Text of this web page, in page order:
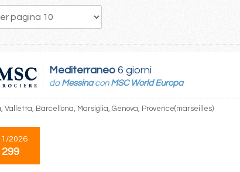
18 19
Mediterraneo 6 giorni
da Messinacon MSC World Europa
Valletta, Barcellona, Marsiglia, Genova, Provence(marseilles)
2026